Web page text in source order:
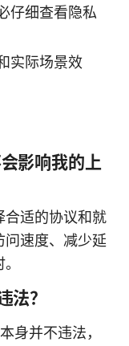
仔细查看隐私
实际场景效
影响我的上
合适的协议和就
问速度、减少延
法？
身并不违法，